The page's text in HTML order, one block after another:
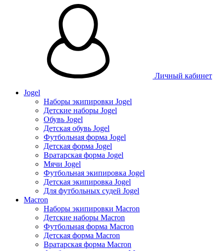
Личный кабинет
Jogel
Наборы экипировки Jogel
Детские наборы Jogel
Обувь Jogel
Детская обувь Jogel
Футбольная форма Jogel
Детская форма Jogel
Вратарская форма Jogel
Мячи Jogel
Футбольная экипировка Jogel
Детская экипировка Jogel
Для футбольных судей Jogel
Macron
Наборы экипировки Macron
Детские наборы Macron
Футбольная форма Macron
Детская форма Macron
Вратарская форма Macron